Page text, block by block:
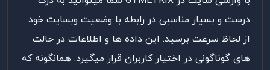
درست و بسیار مناسبی در رابطه با وضعیت وبسایت خود
از لحاظ سرعت برسید. این داده ها و اطلاعات در حالت
های گوناگونی در اختیار کاربران قرار میگیرد. همانگونه که